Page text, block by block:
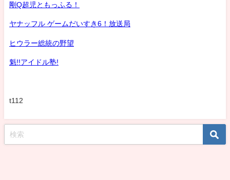
剛Q超児ともっふる！
ヤナッフル ゲームだいすき6！放送局
ヒウラー総統の野望
魁!!アイドル塾!
t112